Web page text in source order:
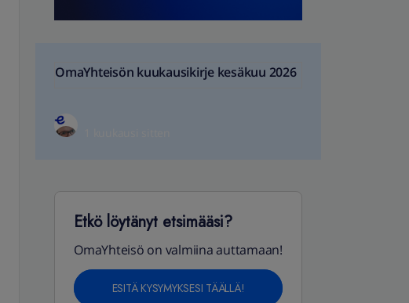
OmaYhteisön kuukausikirje kesäkuu 2026
Etkö löytänyt etsimääsi?
OmaYhteisö on valmiina auttamaan!
ESITÄ KYSYMYKSESI TÄÄLLÄ!